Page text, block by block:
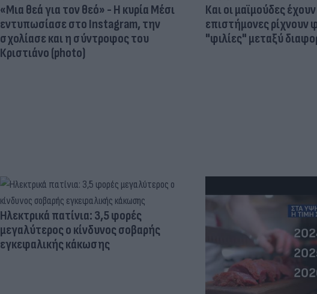
«Μια θεά για τον θεό» - Η κυρία Μέσι
εντυπωσίασε στο Instagram, την
σχολίασε και η σύντροφος του
Κριστιάνο (photo)
Και οι μαϊμούδες
επιστήμονες ρίχνουν
"φιλίες" μεταξύ
Ηλεκτρικά πατίνια: 3,5 φορές
μεγαλύτερος ο κίνδυνος σοβαρής
εγκεφαλικής κάκωσης